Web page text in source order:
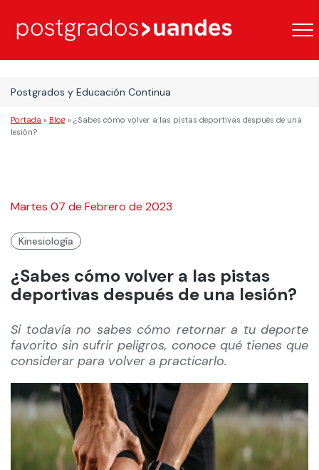
Postgrados y Educación Continua
Portada » Blog » ¿Sabes cómo volver a las pistas deportivas después de una
lesión?
Martes 07 de Febrero de 2023
Kinesiología
¿Sabes cómo volver a las pistas
deportivas después de una lesión?
Si todavía no sabes cómo retornar a tu deporte
favorito sin sufrir peligros, conoce qué tienes que
considerar para volver a practicarlo.